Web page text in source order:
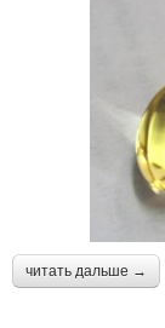
читать дальше →